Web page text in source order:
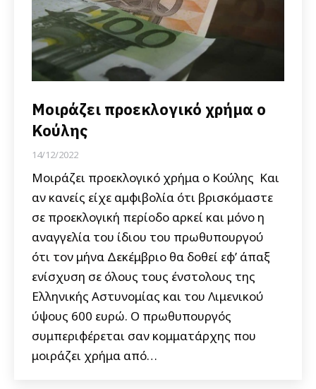
Μοιράζει προεκλογικό χρήμα ο
Κούλης
14/12/2022
Μοιράζει προεκλογικό χρήμα ο Κούλης Και
αν κανείς είχε αμφιβολία ότι βρισκόμαστε
σε προεκλογική περίοδο αρκεί και μόνο η
αναγγελία του ίδιου του πρωθυπουργού
ότι τον μήνα Δεκέμβριο θα δοθεί εφ’ άπαξ
ενίσχυση σε όλους τους ένστολους της
Ελληνικής Αστυνομίας και του Λιμενικού
ύψους 600 ευρώ. Ο πρωθυπουργός
συμπεριφέρεται σαν κομματάρχης που
μοιράζει χρήμα από…